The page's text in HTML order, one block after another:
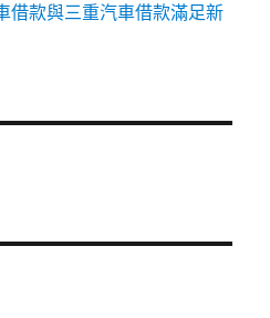
借款與三重汽車借款滿足新